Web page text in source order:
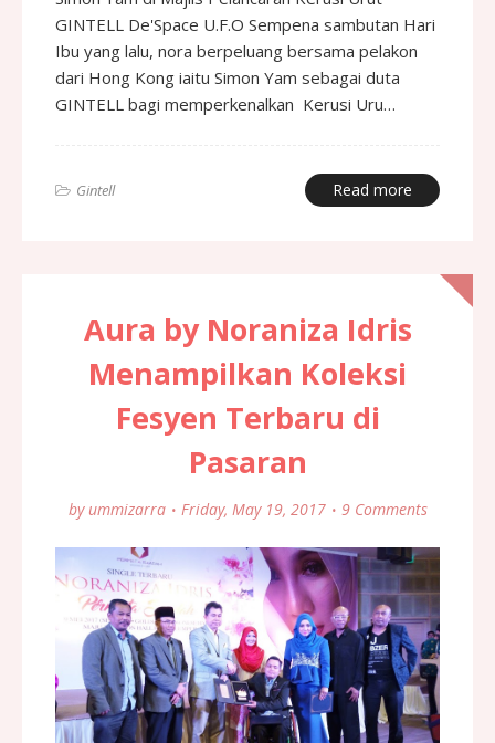
GINTELL De'Space U.F.O Sempena sambutan Hari
Ibu yang lalu, nora berpeluang bersama pelakon
dari Hong Kong iaitu Simon Yam sebagai duta
GINTELL bagi memperkenalkan Kerusi Uru…
Gintell Read more
Aura by Noraniza Idris
Menampilkan Koleksi
Fesyen Terbaru di
Pasaran
by ummizarra Friday, May 19, 2017 9 Comments